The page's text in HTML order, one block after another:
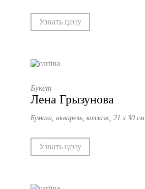
Узнать цену
Букет
Лена Грызунова
Бумага, акварель, коллаж, 21 х 30 см
Узнать цену